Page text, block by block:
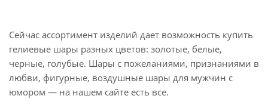
Сейчас ассортимент изделий дает возможность купить
гелиевые шары разных цветов: золотые, белые,
черные, голубые. Шары с пожеланиями, признаниями в
любви, фигурные, воздушные шары для мужчин с
юмором — на нашем сайте есть все.